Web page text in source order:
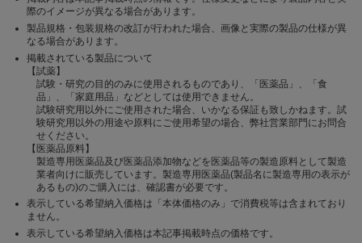
際のイメージが異なる場合があります。
製品規格・包装規格の改訂が行われた場合、画像と実際の製品の仕様が異
なる場合があります。
掲載されている製品について
【試薬】
試験・研究の目的のみに使用されるものであり、「医薬品」、「食
品」、「家庭用品」などとしては使用できません。
試験研究用以外にご使用された場合、いかなる保証も致しかねます。試
験研究用以外の用途や原料にご使用希望の場合、弊社営業部門にお問合
せください。
【医薬品原料】
製造専用医薬品及び医薬品添加物などを医薬品等の製造原料として製造
業者向けに販売しています。製造専用医薬品(製品名に製造専用の表示が
あるもの)のご購入には、確認書が必要です。
表示している希望納入価格は「本体価格のみ」で消費税等は含まれており
ません。
表示している希望納入価格は本記事掲載時点の価格です。